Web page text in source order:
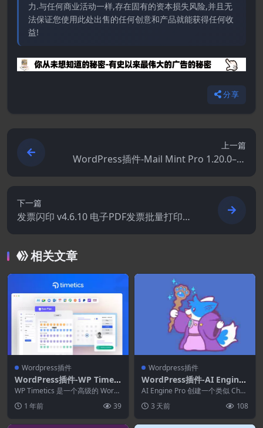
力.与任何商业活动一样,存在固有的资本损失风险,并且无
法保证您使用此处出售的任何创意和产品就能获得任何收
益!
分享
上一篇
WordPress插件-Mail Mint Pro 1.20.0–适
用于WordPress的轻松电子邮件营销自动化
下一篇
发票闪印 v4.6.10 电子PDF发票批量打印辅
助工具绿色版
相关文章
Wordpress插件
WordPress插件-WP Timeti
cs 1.0.33–预约WordPress插
件
WP Timetics 是一个高级的 Word
1 年前 39
Wordpress插件
WordPress插件-AI Engine
Pro 3.7.0-ChatGPT聊天机器
人.GPT内容生成器
AI Engine Pro 创建一个类似 Chat
3 天前 108